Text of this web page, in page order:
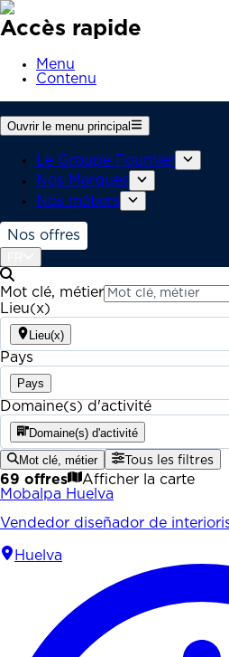
Accès rapide
Menu
Contenu
Ouvrir le menu principal
Le Groupe Fournier
Nos Marques
Nos métiers
Nos offres
Mot clé, métier
Lieu(x)
Lieu(x)
Pays
Pays
Domaine(s) d'activité
Domaine(s) d'activité
Mot clé, métier Tous les filtres
69 offres
Afficher la carte
Mobalpa Huelva
Vendedor diseñador de
Huelva